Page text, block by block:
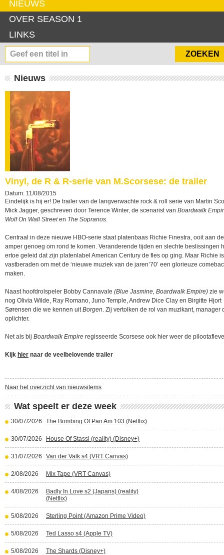
NIEUWS
OVER SEASON 1
LINKS
Nieuws
Vinyl, de R & R-serie van M.Scorsese: de trailer
Datum: 11/08/2015
Eindelijk is hij er! De trailer van de langverwachte rock & roll serie van Martin
Mick Jagger, geschreven door Terence Winter, de scenarist van Boardwalk
Wolf On Wall Streeten The Sopranos.
Centraal in deze nieuwe HBO-serie staat platenbaas Richie Finestra, ooit aan
amper genoeg om rond te komen. Veranderende tijden en slechte beslissingen
ertoe geleid dat zijn platenlabel American Century de fles op ging. Maar Richie is
vastberaden om met de ‘nieuwe muziek van de jaren’70’ een glorieuze
maken.
Naast hoofdrolspeler Bobby Cannavale (Blue Jasmine, Boardwalk Empire) zie
nog Olivia Wilde, Ray Romano, Juno Temple, Andrew Dice Clay en Birgitte Hjort
Sørensen die we kennen uitBorgen. Zij vertolken de rol van muzikant, manager
oplichter.
Net als bij Boardwalk Empire regisseerde Scorsese ook hier weer de
Kijk hier naar de veelbelovende trailer
Naar het overzicht van nieuwsitems
Wat speelt er deze week
30/07/2026 The Bombing Of Pan Am 103 (Netflix)
30/07/2026 House Of Stassi (reality) (Disney+)
31/07/2026 Van der Valk s4 (VRT Canvas)
2/08/2026 Mix Tape (VRT Canvas)
4/08/2026
Badly In Love s2 (Japans) (reality)
(Netflix)
5/08/2026 Sterling Point (Amazon Prime Video)
5/08/2026 Ted Lasso s4 (Apple TV)
5/08/2026 The Shards (Disney+)